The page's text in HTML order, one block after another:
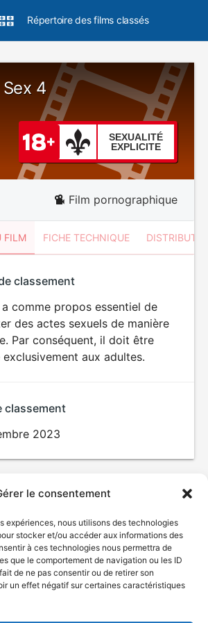
le consentement
expériences, nous utilisons des technologies
stocker et/ou accéder aux informations des
à ces technologies nous permettra de
que le comportement de navigation ou les ID
de ne pas consentir ou de retirer son
un effet négatif sur certaines caractéristiques
Répertoire des films classés
4
SEXUALITÉ
EXPLICITE
Film pornographique
FILM FICHE TECHNIQUE
SEXUALITÉ
EXPLICITE
classement
comme propos essentiel de
des actes sexuels de manière
Par conséquent, il doit être
exclusivement aux adultes.
classement
2023